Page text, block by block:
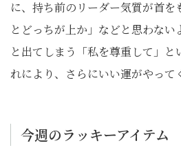
に、持ち前のリーダー気質が首
とどっちが上か」などと思わない
と出てしまう「私を尊重して」
れにより、さらにいい運がやって
今週のラッキーアイテム